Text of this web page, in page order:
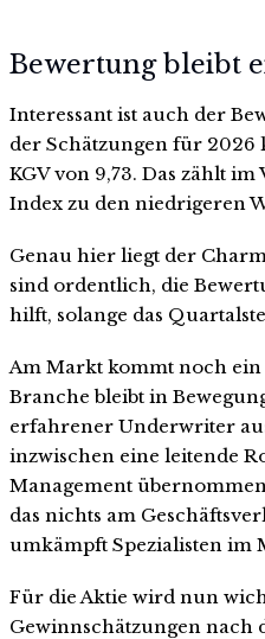
Bewertung bleibt
Interessant ist auch der
der Schätzungen für 2026
KGV von 9,73. Das zählt
Index zu den niedrigeren
Genau hier liegt der
sind ordentlich, die
hilft, solange das
Am Markt kommt noch
Branche bleibt in
erfahrener Underwriter
inzwischen eine leitende
Management
das nichts am
umkämpft Spezialisten im
Für die Aktie wird nun
Gewinnschätzungen nach